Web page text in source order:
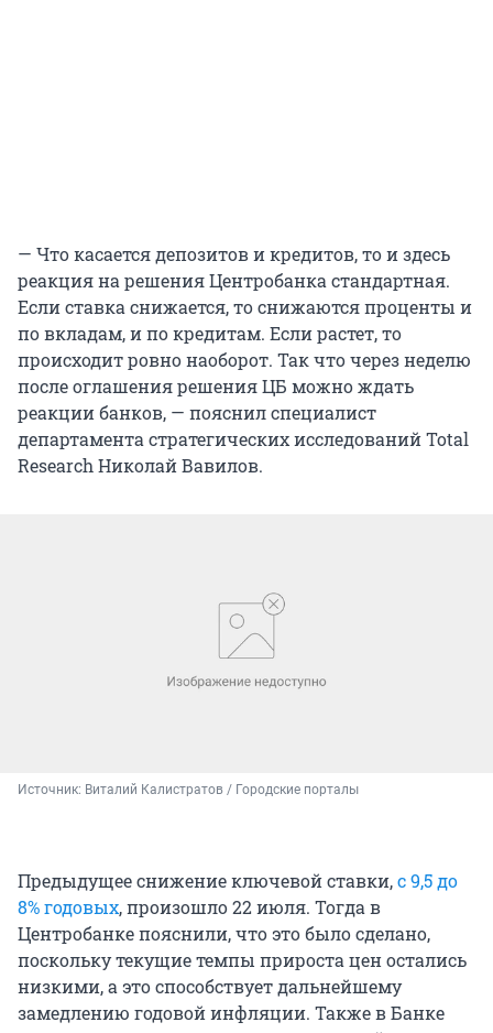
— Что касается депозитов и кредитов, то и здесь
реакция на решения Центробанка стандартная.
Если ставка снижается, то снижаются проценты и
по вкладам, и по кредитам. Если растет, то
происходит ровно наоборот. Так что через неделю
после оглашения решения ЦБ можно ждать
реакции банков, — пояснил специалист
департамента стратегических исследований Total
Research Николай Вавилов.
Источник: Виталий Калистратов / Городские порталы
Предыдущее снижение ключевой ставки,с 9,5 до
8% годовых, произошло 22 июля. Тогда в
Центробанке пояснили, что это было сделано,
поскольку текущие темпы прироста цен остались
низкими, а это способствует дальнейшему
замедлению годовой инфляции. Также в Банке